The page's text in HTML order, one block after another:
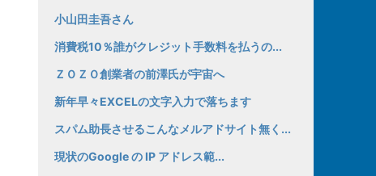
小山田圭吾さん
消費税10％誰がクレジット手数料を払うの...
ＺＯＺＯ創業者の前澤氏が宇宙へ
新年早々EXCELの文字入力で落ちます
スパム助長させるこんなメルアドサイト無く...
現状のGoogle の IP アドレス範...